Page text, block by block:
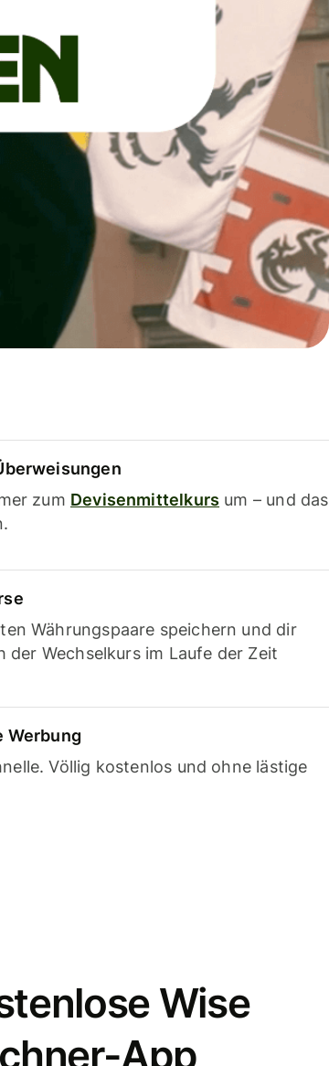
zum Devisenmittelkurs um – und das
Währungspaare speichern und dir
der Wechselkurs im Laufe der Zeit
Werbung
Völlig kostenlos und ohne lästige
Wise
App